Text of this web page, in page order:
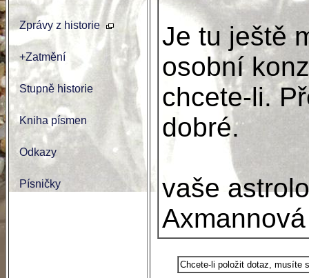
Zprávy z historie
+Zatmění
Stupně historie
Kniha písmen
Odkazy
Písničky
Je tu ještě
osobní
chcete-li.
dobré.
vaše
Axmannová
Chcete-li položit dotaz, musíte